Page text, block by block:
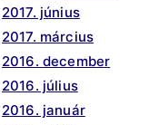
2017. június
2017. március
2016. december
2016. július
2016. január